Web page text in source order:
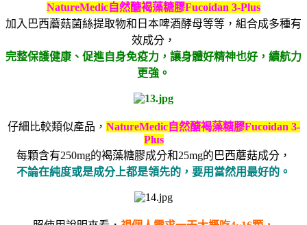
NatureMedic自然醣褐藻糖膠Fucoidan 3-Plus
加入巴西蘑菇菌絲提取物和日本啤酒酵母等等，組合成多種有
效成分，
完整保護健康、促進自身免疫力，讓身體好精神也好，續航力
更強。
仔細比較類似產品， NatureMedic自然醣褐藻糖膠Fucoidan 3-
Plus
每顆含有250mg的褐藻糖膠成分和25mg的巴西蘑菇成分，
不論在純度或是成分上都是領先的，要用當然用最好的。